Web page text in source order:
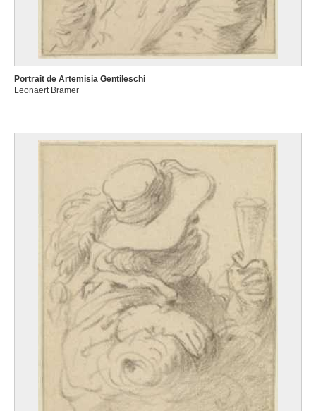
Portrait de Artemisia Gentileschi
Leonaert Bramer